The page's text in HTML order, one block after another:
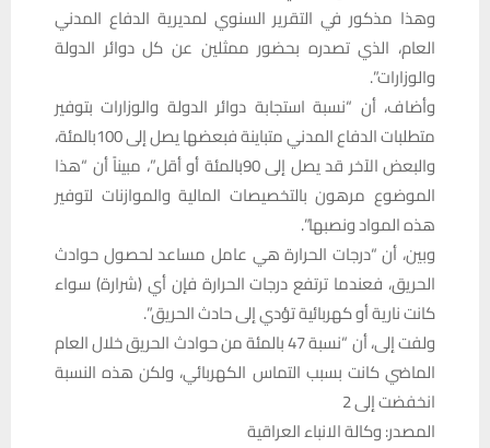
وهذا مذكور في التقرير السنوي لمديرية الدفاع المدني
العام، الذي تصدره بحضور ممثلين عن كل دوائر الدولة
والوزارات”.
وأضاف، أن “نسبة استجابة دوائر الدولة والوزارات بتوفير
متطلبات الدفاع المدني متباينة فبعضها يصل إلى 100بالمئة،
والبعض الآخر قد يصل إلى 90بالمئة أو أقل”، مبيناً أن “هذا
الموضوع مرهون بالتخصيصات المالية والموازنات لتوفير
هذه المواد ونصبها”.
وبين، أن “درجات الحرارة هي عامل مساعد لحصول حوادث
الحريق، فعندما ترتفع درجات الحرارة فإن أي (شرارة) سواء
كانت نارية أو كهربائية تؤدي إلى حادث الحريق”.
ولفت إلى، أن “نسبة 47 بالمئة من حوادث الحريق خلال العام
الماضي كانت بسبب التماس الكهربائي، ولكن هذه النسبة
انخفضت إلى 2
المصدر: وكالة الانباء العراقية